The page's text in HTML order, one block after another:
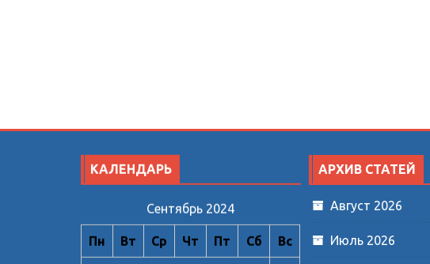
КАЛЕНДАРЬ
Сентябрь 2024
Пн Вт Ср Чт Пт Сб Вс
АРХИВ СТАТЕЙ
Август 2026
Июль 2026